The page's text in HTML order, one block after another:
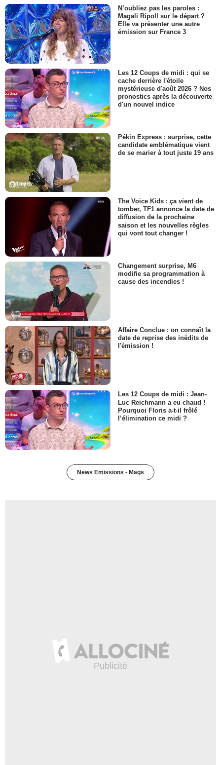
N’oubliez pas les paroles :
Magali Ripoll sur le départ ?
Elle va présenter une autre
émission sur France 3
Les 12 Coups de midi : qui se
cache derrière l'étoile
mystérieuse d'août 2026 ? Nos
pronostics après la découverte
d'un nouvel indice
Pékin Express : surprise, cette
candidate emblématique vient
de se marier à tout juste 19 ans
The Voice Kids : ça vient de
tomber, TF1 annonce la date de
diffusion de la prochaine
saison et les nouvelles règles
qui vont tout changer !
Changement surprise, M6
modifie sa programmation à
cause des incendies !
Affaire Conclue : on connaît la
date de reprise des inédits de
l'émission !
Les 12 Coups de midi : Jean-
Luc Reichmann a eu chaud !
Pourquoi Floris a-t-il frôlé
l’élimination ce midi ?
News Emissions - Mags